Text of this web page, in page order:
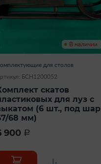
В наличии
для столов
БСН1200052
скатов
для луз с
(6 шт., под шар
68 мм)
900 a